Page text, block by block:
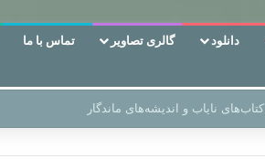
دانلود گالری تصاویر تماس با ما